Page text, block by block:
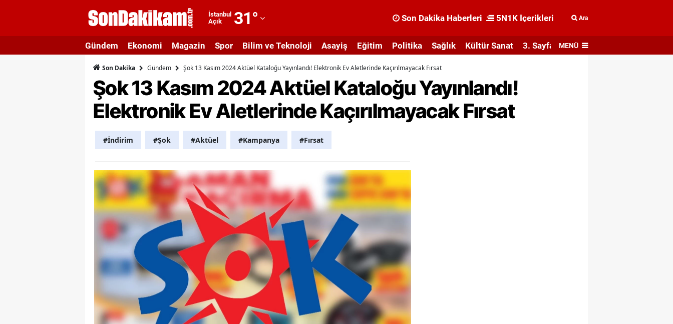
İstanbul
Açık
31°
Adıyaman
Afyonkarahisar
Ağrı
Amasya
Ankara
Artvin
Aydın
Balıkesir
Bilecik
Bingöl
Bitlis
Bolu
Burdur
Son Dakika Haberleri 5N1K İçerikleri Ara
Gündem Ekonomi Magazin Spor Bilim ve Teknoloji Asayiş Eğitim Politika Sağlık Kültür Sanat 3. Sayfa MENÜ
Son Dakika Gündem Şok 13 Kasım 2024 Aktüel Kataloğu Yayınlandı! Elektronik Ev Aletlerinde Kaçırılmayacak Fırsat
Şok 13 Kasım 2024 Aktüel Kataloğu Yayınlandı!
Elektronik Ev Aletlerinde Kaçırılmayacak Fırsat
#İndirim #Şok #Aktüel #Kampanya #Fırsat